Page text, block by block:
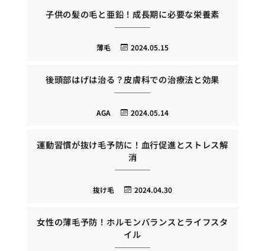
子供の髪の毛と亜鉛！成長期に必要な栄養素
2024.05.15
薄毛
後頭部はげは治る？皮膚科での治療法と効果
2024.05.14
AGA
運動習慣が抜け毛予防に！血行促進とストレス解
消
2024.04.30
抜け毛
女性の薄毛予防！ホルモンバランスとライフスタ
イル